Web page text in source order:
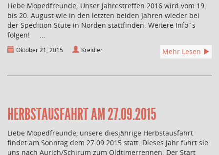
Liebe Mopedfreunde; Unser Jahrestreffen 2016 wird vom 19.
bis 20. August wie in den letzten beiden Jahren wieder bei
der Spedition Stute in Norden stattfinden. Weitere Info´s
folgen! ...
Oktober 21, 2015 Kreidler Mehr Lesen
HERBSTAUSFAHRT AM 27.09.2015
Liebe Mopedfreunde, unsere diesjährige Herbstausfahrt
findet am Sonntag dem 27.09.2015 statt. Dieses Jahr führt sie
uns nach Aurich/Schirum zum Oldtimerrennen. Der Start